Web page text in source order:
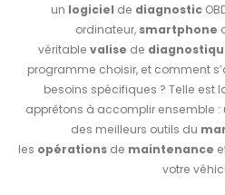
un logiciel de diagnostic
ordinateur, smartphone
véritable valise de
programme choisir, et comment
besoins spécifiques ? Telle est
apprêtons à accomplir ensemble :
des meilleurs outils du
les opérations de maintenance
votre